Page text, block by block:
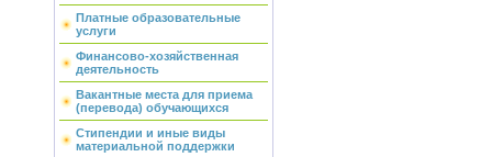
Платные образовательные
услуги
Финансово-хозяйственная
деятельность
Вакантные места для приема
(перевода) обучающихся
Стипендии и иные виды
материальной поддержки